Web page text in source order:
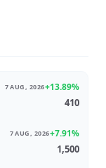
7 AUG, 2026+13.89%
410
7 AUG, 2026+7.91%
1,500